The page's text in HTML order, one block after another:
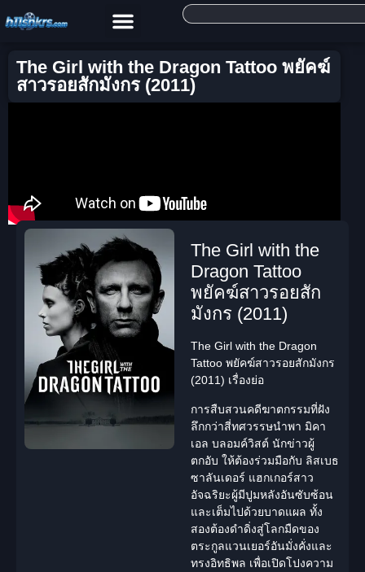
The Girl with the Dragon Tattoo พยัคฆ์
สาวรอยสักมังกร (2011)
The Girl with the
Dragon Tattoo
พยัคฆ์สาวรอยสัก
มังกร (2011)
The Girl with the Dragon
Tattoo พยัคฆ์สาวรอยสักมังกร
(2011) เรื่องย่อ
การสืบสวนคดีฆาตกรรมที่ฝัง
ลึกกว่าสี่ทศวรรษนำพา มิคา
เอล บลอมค์วิสต์ นักข่าวผู้
ตกอับ ให้ต้องร่วมมือกับ ลิสเบธ
ซาลันเดอร์ แฮกเกอร์สาว
อัจฉริยะผู้มีปูมหลังอันซับซ้อน
และเต็มไปด้วยบาดแผล ทั้ง
สองต้องดำดิ่งสู่โลกมืดของ
ตระกูลแวนเยอร์อันมั่งคั่งและ
ทรงอิทธิพล เพื่อเปิดโปงความ